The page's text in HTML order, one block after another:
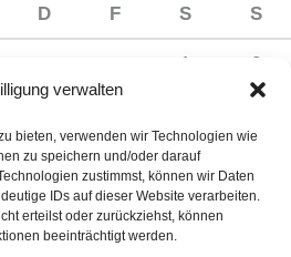
verwalten
bieten, verwenden wir Technologien wie
zu speichern und/oder darauf
zustimmst, können wir Daten
IDs auf dieser Website verarbeiten.
erteilst oder zurückziehst, können
beeinträchtigt werden.
D F S S
1
2
6
9
13 14 15
16
20 21 22
23
27 28 29